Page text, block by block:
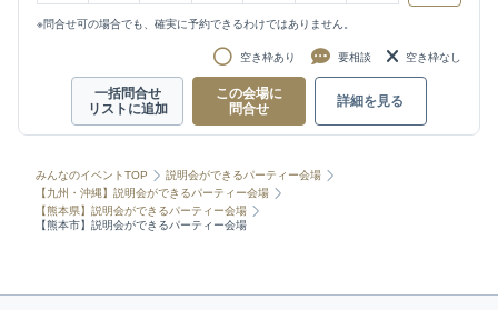
※問合せ可の場合でも、確実に予約できるわけではありません。
空き枠あり 要相談 空き枠なし
一括問合せ
リストに追加
この会場に
問合せ
詳細を見る
みんなのイベントTOP
説明会ができるパーティー会場
【九州・沖縄】説明会ができるパーティー会場
【熊本県】説明会ができるパーティー会場
【熊本市】説明会ができるパーティー会場